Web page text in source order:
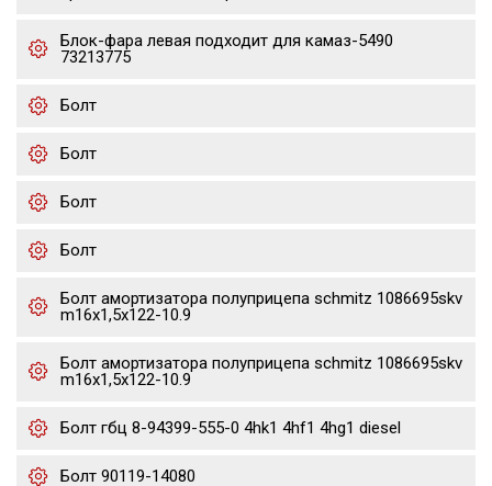
Блок-фара левая подходит для камаз-5490
73213775
Болт
Болт
Болт
Болт
Болт амортизатора полуприцепа schmitz 1086695skv
m16x1,5х122-10.9
Болт амортизатора полуприцепа schmitz 1086695skv
m16x1,5х122-10.9
Болт гбц 8-94399-555-0 4hk1 4hf1 4hg1 diesel
Болт 90119-14080